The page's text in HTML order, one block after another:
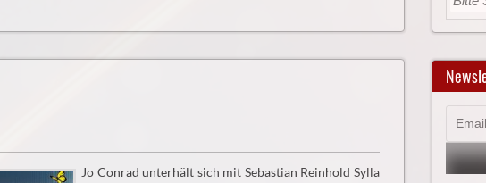
Jo Conrad unterhält sich mit Sebastian Reinhold Sylla